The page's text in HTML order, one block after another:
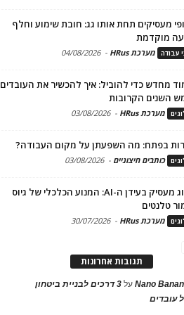
מעסיקים תחת אותו גג: חובת שימוע וחלף
מוקדמת
עבודה מערכת HRus -
04/08/2026
מחדש כדי להוביל: איך להכשיר את העובדים
השנים הקרובות
מערכת HRus -
03/08/2026
בפתח: מה השפעתן על מקום העבודה?
כותבים חיצוניים -
03/08/2026
מיתוג מעסיק בעידן ה-AI: המנוע הכלכלי של גיוס
טלנטים
מערכת HRus -
30/07/2026
תגובות אחרונות
Nanoעל
3 דרכים לבניית ביטחון
עובדים